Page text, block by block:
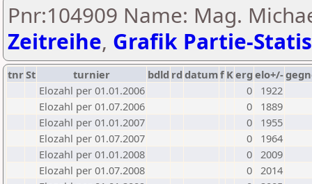
Pnr:104909 Name: Mag.
Zeitreihe, Grafik Partie-
tnrSt turnier bdld rd datumf Kerg elo+/-
Elozahl per 01.01.2006
0
1922
Elozahl per 01.07.2006
0
1889
Elozahl per 01.01.2007
0
1955
Elozahl per 01.07.2007
0
1964
Elozahl per 01.01.2008
0 2009
Elozahl per 01.07.2008
0 2014